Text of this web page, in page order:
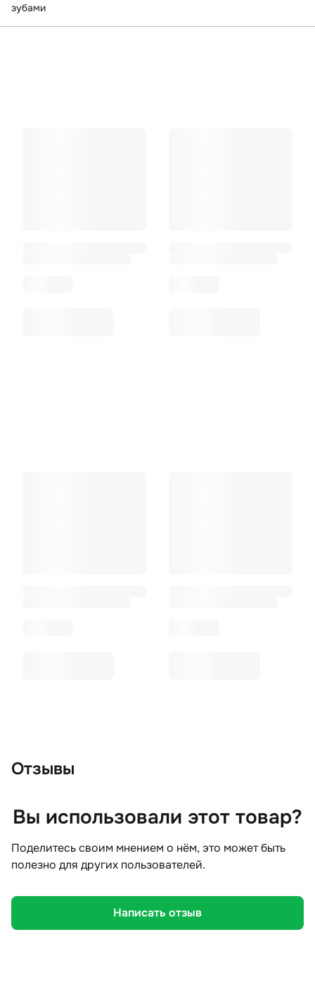
зубами
Отзывы
Вы использовали этот товар?
Поделитесь своим мнением о нём, это может быть
полезно для других пользователей.
Написать отзыв